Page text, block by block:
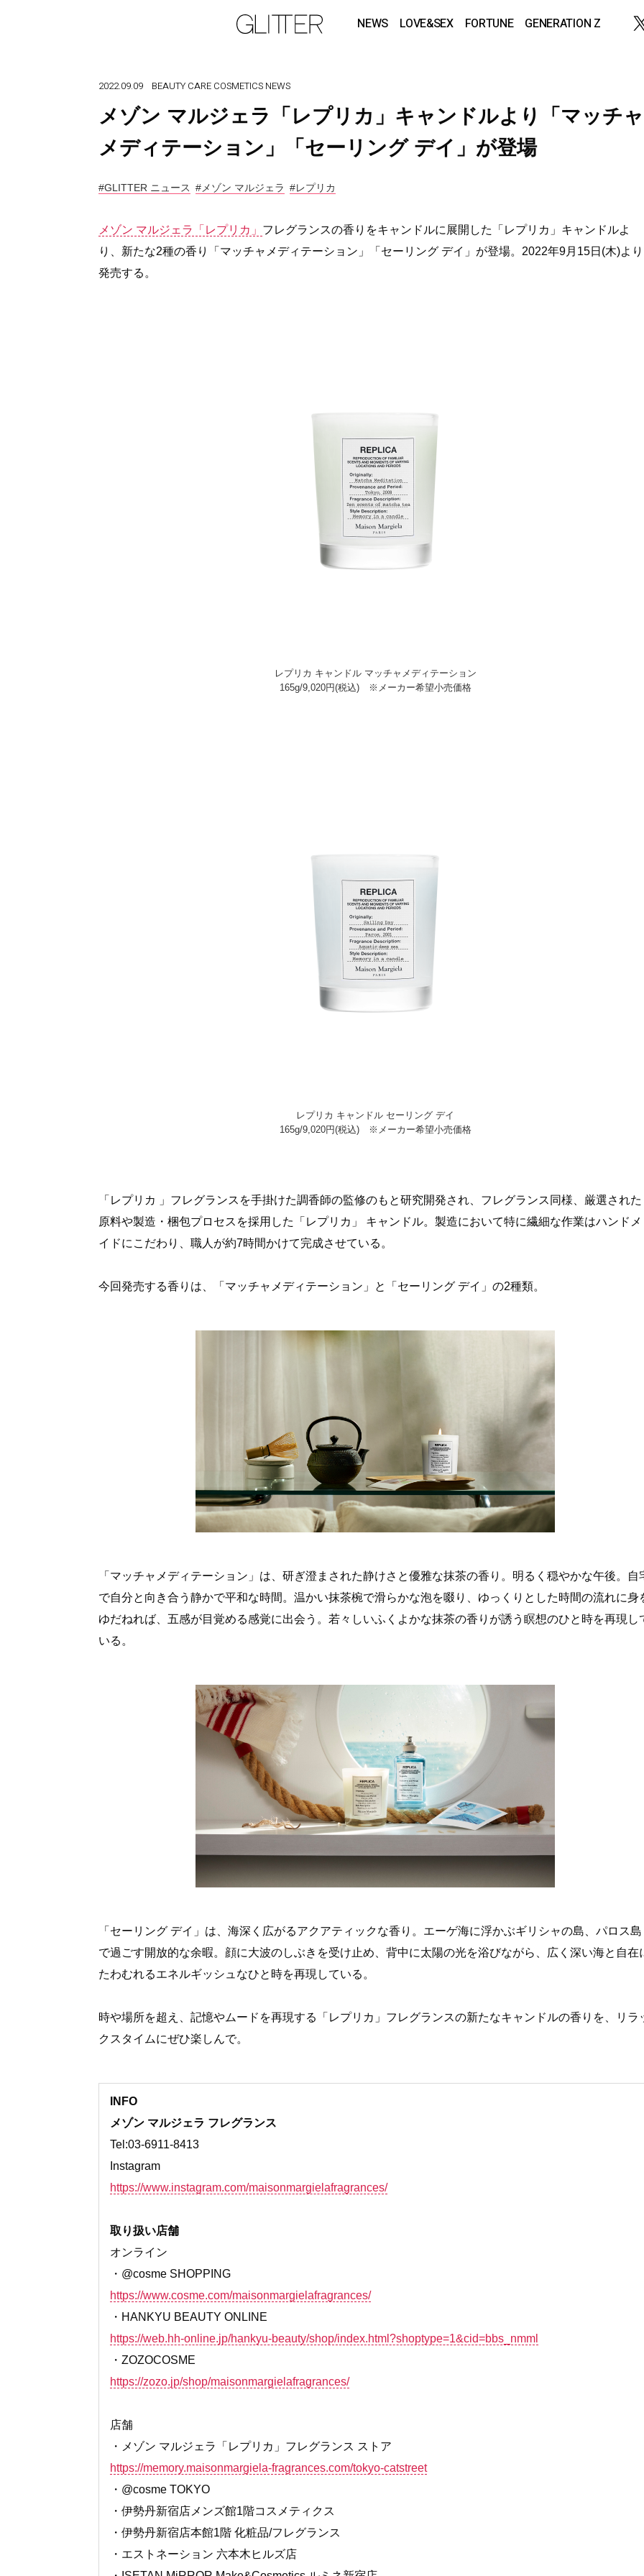
NEWS LOVE&SEX FORTUNE GENERATION Z
2022.09.09 BEAUTY CARE COSMETICS NEWS
メゾン マルジェラ「レプリカ」キャンドルより「マッチャ
メディテーション」「セーリング デイ」が登場
#GLITTER ニュース #メゾン マルジェラ #レプリカ
メゾン マルジェラ「レプリカ」 フレグランスの香りをキャンドルに展開した「レプリカ」キャンドルよ
り、新たな2種の香り「マッチャメディテーション」「セーリング デイ」が登場。2022年9月15日(木)より
発売する。
レプリカ キャンドル マッチャメディテーション
165g/9,020円(税込) ※メーカー希望小売価格
レプリカ キャンドル セーリング デイ
165g/9,020円(税込) ※メーカー希望小売価格
「レプリカ 」フレグランスを手掛けた調香師の監修のもと研究開発され、フレグランス同様、厳選された
原料や製造・梱包プロセスを採用した「レプリカ」 キャンドル。製造において特に繊細な作業はハンドメ
イドにこだわり、職人が約7時間かけて完成させている。
今回発売する香りは、「マッチャメディテーション」と「セーリング デイ」の2種類。
「マッチャメディテーション」は、研ぎ澄まされた静けさと優雅な抹茶の香り。明るく穏やかな午後。自
で自分と向き合う静かで平和な時間。温かい抹茶椀で滑らかな泡を啜り、ゆっくりとした時間の流れに身
ゆだねれば、五感が目覚める感覚に出会う。若々しいふくよかな抹茶の香りが誘う瞑想のひと時を再現し
いる。
「セーリング デイ」は、海深く広がるアクアティックな香り。エーゲ海に浮かぶギリシャの島、パロス島
で過ごす開放的な余暇。顔に大波のしぶきを受け止め、背中に太陽の光を浴びながら、広く深い海と自在
たわむれるエネルギッシュなひと時を再現している。
時や場所を超え、記憶やムードを再現する「レプリカ」フレグランスの新たなキャンドルの香りを、リラ
クスタイムにぜひ楽しんで。
INFO
メゾン マルジェラ フレグランス
Tel:03-6911-8413
Instagram
https://www.instagram.com/maisonmargielafragrances/
取り扱い店舗
オンライン
・@cosme SHOPPING
https://www.cosme.com/maisonmargielafragrances/
・HANKYU BEAUTY ONLINE
https://web.hh-online.jp/hankyu-beauty/shop/index.html?shoptype=1&cid=bbs_nmml
・ZOZOCOSME
https://zozo.jp/shop/maisonmargielafragrances/
店舗
・メゾン マルジェラ「レプリカ」フレグランス ストア
https://memory.maisonmargiela-fragrances.com/tokyo-catstreet
・@cosme TOKYO
・伊勢丹新宿店メンズ館1階コスメティクス
・伊勢丹新宿店本館1階 化粧品/フレグランス
・エストネーション 六本木ヒルズ店